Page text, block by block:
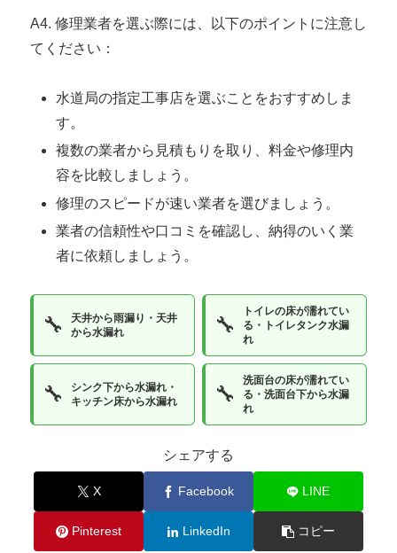
A4. 修理業者を選ぶ際には、以下のポイントに注意し
てください：
水道局の指定工事店を選ぶことをおすすめしま
す。
複数の業者から見積もりを取り、料金や修理内
容を比較しましょう。
修理のスピードが速い業者を選びましょう。
業者の信頼性や口コミを確認し、納得のいく業
者に依頼しましょう。
🔧
天井から雨漏り・天井
から水漏れ
🔧
トイレの床が濡れてい
る・トイレタンク水漏
れ
🔧
シンク下から水漏れ・
キッチン床から水漏れ
🔧
洗面台の床が濡れてい
る・洗面台下から水漏
れ
シェアする
X Facebook LINE
Pinterest LinkedIn コピー